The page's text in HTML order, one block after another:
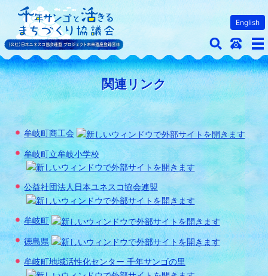
検
索
Mail
English
メ
ニ
ュ
ー
関連リンク
牟岐町商工会
牟岐町立牟岐小学校
公益社団法人日本ユネスコ協会連盟
牟岐町
徳島県
牟岐町地域活性化センター 千年サンゴの里